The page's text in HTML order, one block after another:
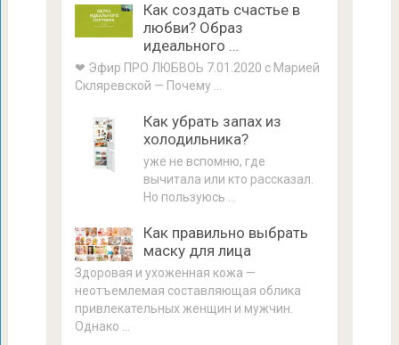
Как создать счастье в
любви? Образ
идеального …
❤ Эфир ПРО ЛЮБВОЬ 7.01.2020 с Марией
Скляревской — Почему …
Как убрать запах из
холодильника?
уже не вспомню, где
вычитала или кто рассказал.
Но пользуюсь …
Как правильно выбрать
маску для лица
Здоровая и ухоженная кожа —
неотъемлемая составляющая облика
привлекательных женщин и мужчин.
Однако …